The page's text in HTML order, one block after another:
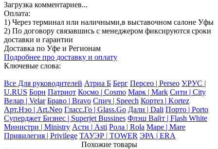
Загрузка комментариев...
Оплата:
1) Через терминал или наличными,в выставочном салоне Уфы
2) По договору связавшись с менеджером фиксируются сроки
доставки и гарантии
Доставка по Уфе и Регионам
Подробнее про доставку и оплату
Ключевые слова:
Все Для руководителей Атриа Б Берг Персео | Perseo У.РУС |
U.RUS Борн Патриот Космо | Cosmo Марк | Mark Сити | City
Велар | Velar Браво | Bravo Спич | Speech Кортез | Kortez
Арт.Нэо | Art.Neo Гласс.Го | Glass.Go Дали | Dali Порто | Porto
Суперджет Бизнес | Superjet Bussines Флэш Вайт | Flash White
Министри | Ministry Асти | Asti Рола | Rola Маре | Mare
Привилегия | Privilege ТАУЭР | TOWER ЭРА | ERA
Похожие товары